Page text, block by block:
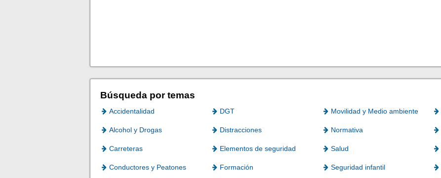
Búsqueda por temas
Accidentalidad DGT Movilidad y Medio ambiente
Alcohol y Drogas Distracciones Normativa
Carreteras Elementos de seguridad Salud
Conductores y Peatones Formación Seguridad infantil